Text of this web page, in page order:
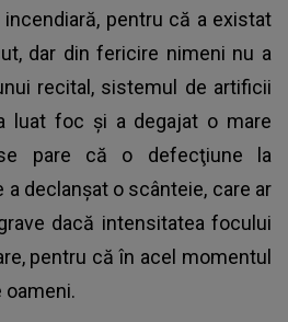
pentru că a existat
dar din fericire nimeni nu a
recital, sistemul de artificii
luat foc și a degajat o mare
pare că o defecţiune la
declanşat o scânteie, care ar
dacă intensitatea focului
pentru că în acel momentul
oameni.